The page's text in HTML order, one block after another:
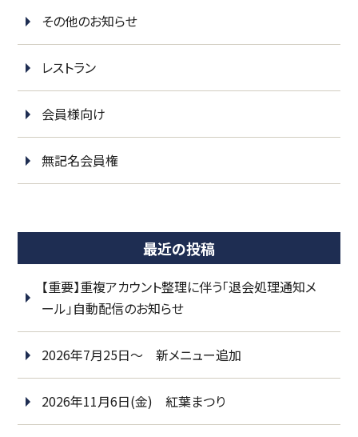
その他のお知らせ
レストラン
会員様向け
無記名会員権
最近の投稿
【重要】重複アカウント整理に伴う「退会処理通知メ
ール」自動配信のお知らせ
2026年7月25日～ 新メニュー追加
2026年11月6日(金) 紅葉まつり